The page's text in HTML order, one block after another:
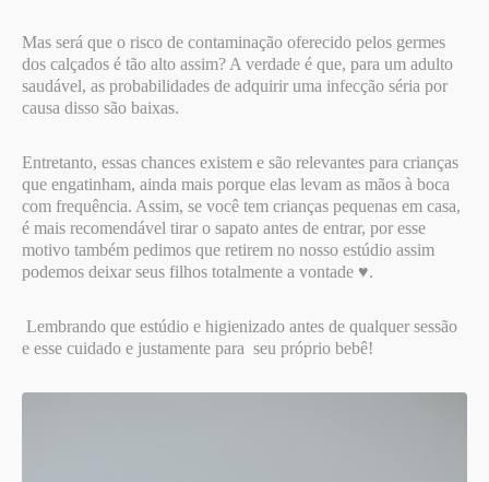
Mas será que o risco de contaminação oferecido pelos germes
dos calçados é tão alto assim? A verdade é que, para um adulto
saudável, as probabilidades de adquirir uma infecção séria por
causa disso são baixas.
Entretanto, essas chances existem e são relevantes para crianças
que engatinham, ainda mais porque elas levam as mãos à boca
com frequência. Assim, se você tem crianças pequenas em casa,
é mais recomendável tirar o sapato antes de entrar, por esse
motivo também pedimos que retirem no nosso estúdio assim
podemos deixar seus filhos totalmente a vontade ♥.
Lembrando que estúdio e higienizado antes de qualquer sessão
e esse cuidado e justamente para seu próprio bebê!